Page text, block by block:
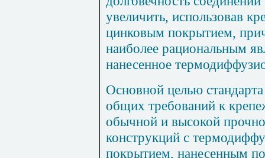
увеличить, использовав
цинковым покрытием,
наиболее рациональным
нанесенное
Основной целью
общих требований к
обычной и высокой
конструкций с
покрытием, нанесенным